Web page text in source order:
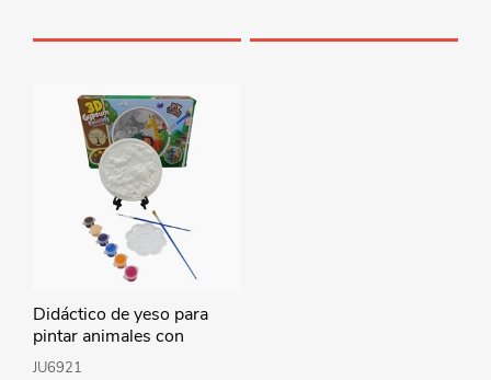
Didáctico de yeso para
pintar animales con
acuarelas, en caja
JU6921